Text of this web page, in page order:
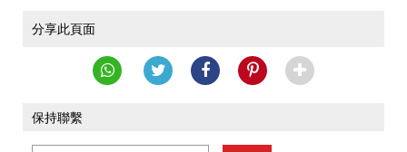
分享此頁面
保持聯繫